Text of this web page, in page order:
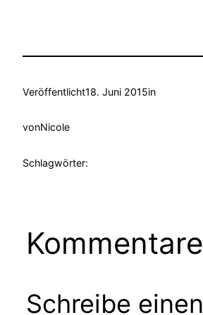
Veröffentlicht18. Juni 2015in
vonNicole
Schlagwörter:
Kommentare
Schreibe einen